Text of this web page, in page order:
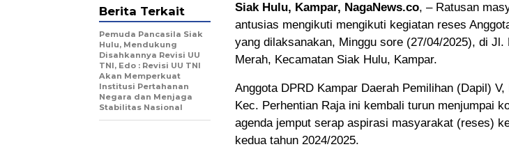
Siak Hulu, Kampar, NagaNews.co, – Ratusan
antusias mengikuti mengikuti kegiatan reses
yang dilaksanakan, Minggu sore (27/04/2025), di Jl.
Merah, Kecamatan Siak Hulu, Kampar.
Anggota DPRD Kampar Daerah Pemilihan (Dapil)
Kec. Perhentian Raja ini kembali turun menjumpai
agenda jemput serap aspirasi masyarakat (reses)
kedua tahun 2024/2025.
Berita Terkait
Pemuda Pancasila Siak
Hulu, Mendukung
Disahkannya Revisi UU
TNI, Edo : Revisi UU TNI
Akan Memperkuat
Institusi Pertahanan
Negara dan Menjaga
Stabilitas Nasional